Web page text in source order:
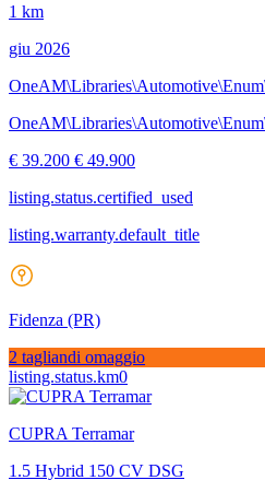
1 km
giu 2026
€ 39.200 € 49.900
listing.status.certified_used
listing.warranty.default_title
Fidenza (PR)
2 tagliandi omaggio
listing.status.km0
CUPRA Terramar
1.5 Hybrid 150 CV DSG